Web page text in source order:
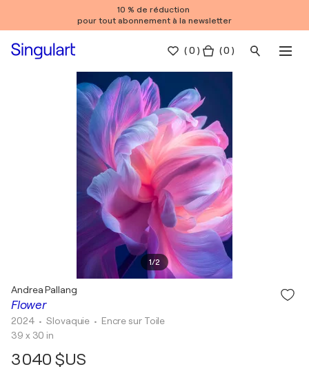
10 % de réduction
pour tout abonnement à la newsletter
(0 ) ( 0 )
1/2
Flower
Andrea Pallang
2024 • Slovaquie • Encre sur Toile
39 x 30 in
3 040 $US